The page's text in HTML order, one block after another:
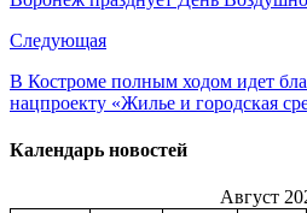
Следующая
В Костроме полным ходом идет
нацпроекту «Жилье и городская
Календарь новостей
Август